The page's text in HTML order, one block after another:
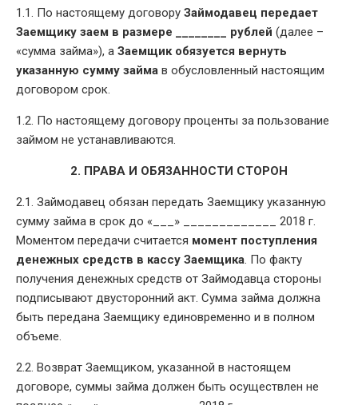
1.1. По настоящему договору Займодавец передает
Заемщику заем в размере ________ рублей (далее –
«сумма займа»), а Заемщик обязуется вернуть
указанную сумму займа в обусловленный настоящим
договором срок.
1.2. По настоящему договору проценты за пользование
займом не устанавливаются.
2. ПРАВА И ОБЯЗАННОСТИ СТОРОН
2.1. Займодавец обязан передать Заемщику указанную
сумму займа в срок до «___» _____________ 2018 г.
Моментом передачи считается момент поступления
денежных средств в кассу Заемщика. По факту
получения денежных средств от Займодавца стороны
подписывают двусторонний акт. Сумма займа должна
быть передана Заемщику единовременно и в полном
объеме.
2.2. Возврат Заемщиком, указанной в настоящем
договоре, суммы займа должен быть осуществлен не